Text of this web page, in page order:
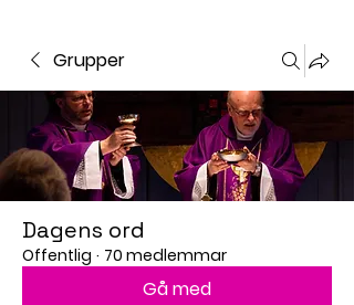
Grupper
Dagens ord
Offentlig · 70 medlemmar
Gå med